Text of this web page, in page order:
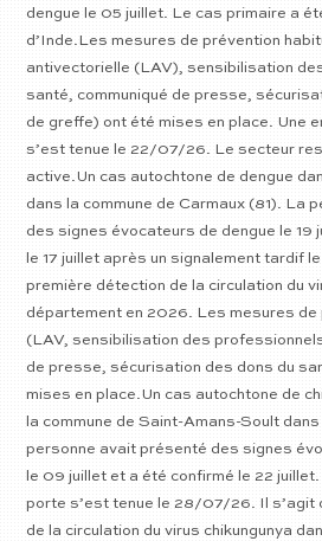
dengue le 05 juillet. Le cas primaire a
d’Inde.Les mesures de prévention
antivectorielle (LAV), sensibilisation
santé, communiqué de presse,
de greffe) ont été mises en place. Une
s’est tenue le 22/07/26. Le secteur
active.Un cas autochtone de dengue
dans la commune de Carmaux (81). La
des signes évocateurs de dengue le 19
le 17 juillet après un signalement tardif
première détection de la circulation du
département en 2026. Les mesures de
(LAV, sensibilisation des
de presse, sécurisation des dons du
mises en place.Un cas autochtone de
la commune de Saint-Amans-Soult dans
personne avait présenté des signes
le 09 juillet et a été confirmé le 22
porte s’est tenue le 28/07/26. Il s’agit
de la circulation du virus chikungunya